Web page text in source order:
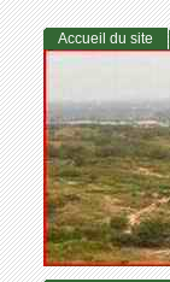
Accueil du site